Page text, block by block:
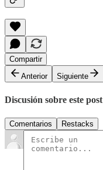
Compartir
Anterior
Siguiente
Discusión sobre este post
Comentarios Restacks